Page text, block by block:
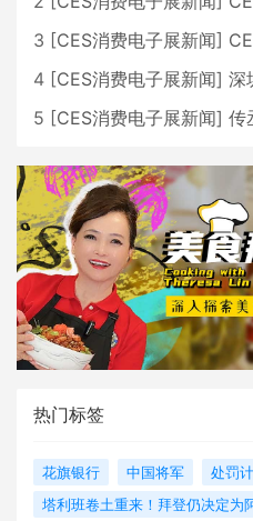
3 [CES消费电子展新闻] CES
4 [CES消费电子展新闻] 深
5 [CES消费电子展新闻] 传
热门标签
花旗银行 中国将军 处罚
塔利班卷土重来！拜登仍决定为